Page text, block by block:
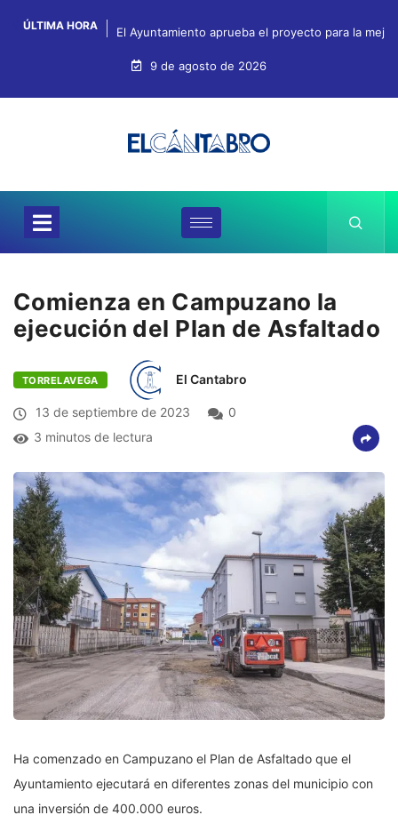
ÚLTIMA HORA El Ayuntamiento aprueba el proyecto para la
9 de agosto de 2026
Comienza en Campuzano la
ejecución del Plan de Asfaltado
TORRELAVEGA El Cantabro
13 de septiembre de 2023
0
3 minutos de lectura
Ha comenzado en Campuzano el Plan de Asfaltado que el
Ayuntamiento ejecutará en diferentes zonas del municipio con
una inversión de 400.000 euros.